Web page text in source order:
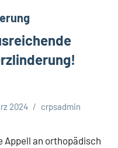
2024 crpsadmin
an orthopädisch